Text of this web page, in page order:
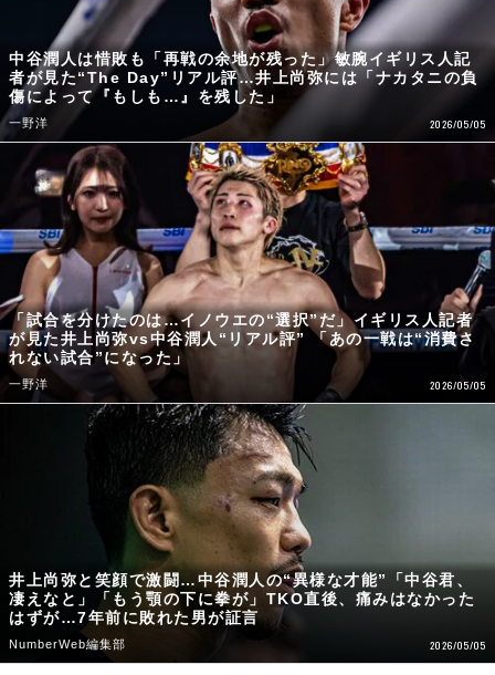
中谷潤人は惜敗も「再戦の余地が残った」敏腕イギリス人記
者が見た“The Day”リアル評…井上尚弥には「ナカタニの負
傷によって『もしも…』を残した」
一野洋 2026/05/05
「試合を分けたのは…イノウエの“選択”だ」イギリス人記者
が見た井上尚弥vs中谷潤人“リアル評” 「あの一戦は“消費さ
れない試合”になった」
一野洋 2026/05/05
井上尚弥と笑顔で激闘…中谷潤人の“異様な才能”「中谷君、
凄えなと」「もう顎の下に拳が」TKO直後、痛みはなかった
はずが…7年前に敗れた男が証言
NumberWeb編集部 2026/05/05